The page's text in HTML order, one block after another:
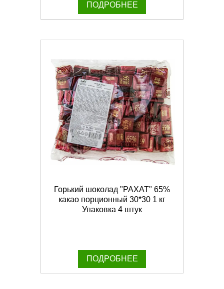
ПОДРОБНЕЕ
Горький шоколад "РАХАТ" 65%
какао порционный 30*30 1 кг
Упаковка 4 штук
ПОДРОБНЕЕ